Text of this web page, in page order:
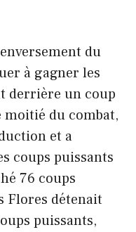
du
à gagner les
derrière un coup
moitié du combat,
et a
coups puissants
76 coups
Flores détenait
puissants,